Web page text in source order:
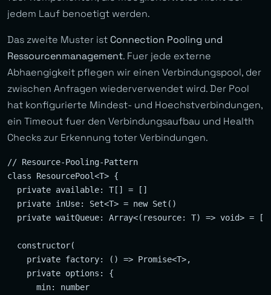
jedem Lauf benoetigt werden.
Das zweite Muster ist Connection Pooling und
Ressourcenmanagement. Fuer jede externe
Abhaengigkeit pflegen wir einen Verbindungspool, der
zwischen Anfragen wiederverwendet wird. Der Pool
hat konfigurierte Mindest- und Hoechstverbindungen,
ein Timeout fuer den Verbindungsaufbau und Health
Checks zur Erkennung toter Verbindungen.
// Resource-Pooling-Pattern
class ResourcePool<T> {
  private available: T[] = []
  private inUse: Set<T> = new Set()
  private waitQueue: Array<(resource: T) => void> = []
  constructor(
    private factory: () => Promise<T>,
    private options: {
      min: number